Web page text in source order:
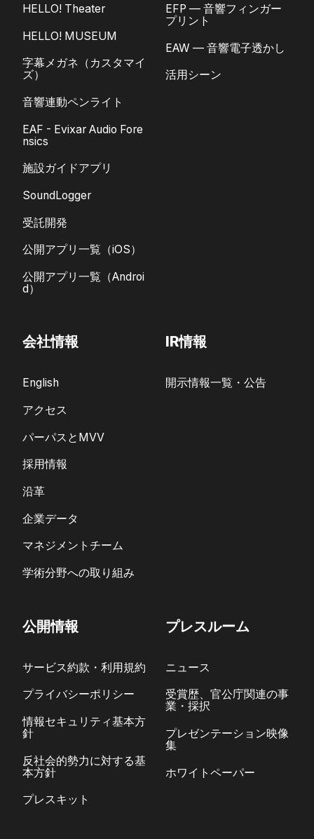
HELLO! Theater
HELLO! MUSEUM
字幕メガネ（カスタマイ
ズ）
音響連動ペンライト
EAF - Evixar Audio Fore
nsics
施設ガイドアプリ
SoundLogger
受託開発
公開アプリ一覧（iOS）
公開アプリ一覧（Androi
d）
EFP — 音響フィンガー
プリント
EAW — 音響電子透かし
活用シーン
会社情報
English
アクセス
パーパスとMVV
採用情報
沿革
企業データ
マネジメントチーム
学術分野への取り組み
IR情報
開示情報一覧・公告
公開情報
サービス約款・利用規約
プライバシーポリシー
情報セキュリティ基本方
針
反社会的勢力に対する基
本方針
プレスキット
プレスルーム
ニュース
受賞歴、官公庁関連の事
業・採択
プレゼンテーション映像
集
ホワイトペーパー